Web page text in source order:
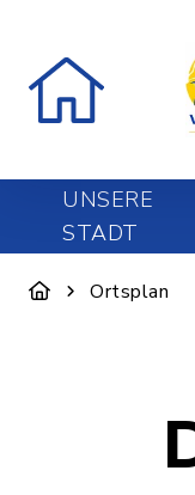
UNSERE
STADT
Ortsplan